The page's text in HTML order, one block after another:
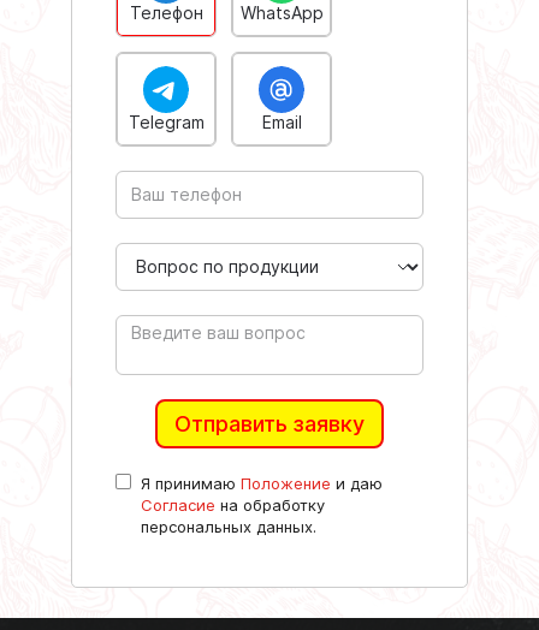
Телефон WhatsApp
Telegram Email
Отправить заявку
Я принимаю Положение и даю
Согласие на обработку
персональных данных.